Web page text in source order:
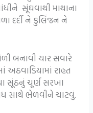
સૂંઘવાથી માથાના
દર્દી ને કુલિંજન ને
બનાવી ચાર સવારે
અઠવાડિયામાં રાહત
સૂંઠનું ચૂર્ણ સરખા
સાથે ભેળવીને ચાટવું.